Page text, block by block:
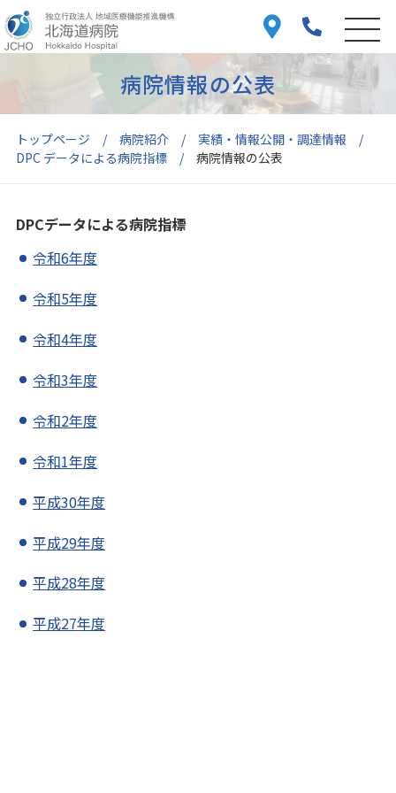
トップページ 病院紹介
実績・情報公開・調達情報
DPC データによる病院指標
病院情報の公表
病院情報の公表
DPCデータによる病院指標
令和6年度
令和5年度
令和4年度
令和3年度
令和2年度
令和1年度
平成30年度
平成29年度
平成28年度
平成27年度